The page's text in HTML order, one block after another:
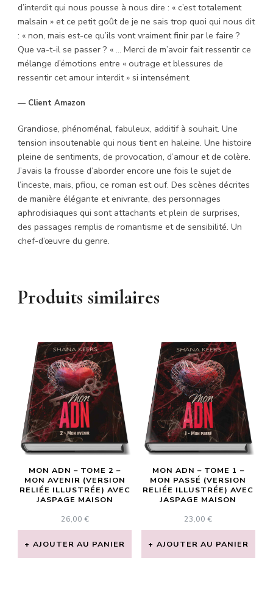
d’interdit qui nous pousse à nous dire : « c’est totalement
malsain » et ce petit goût de je ne sais trop quoi qui nous dit
: « non, mais est-ce qu’ils vont vraiment finir par le faire ?
Que va-t-il se passer ? « … Merci de m’avoir fait ressentir ce
mélange d’émotions entre « outrage et blessures de
ressentir cet amour interdit » si intensément.
— Client Amazon
Grandiose, phénoménal, fabuleux, additif à souhait. Une
tension insoutenable qui nous tient en haleine. Une histoire
pleine de sentiments, de provocation, d’amour et de colère.
J’avais la frousse d’aborder encore une fois le sujet de
l’inceste, mais, pfiou, ce roman est ouf. Des scènes décrites
de manière élégante et enivrante, des personnages
aphrodisiaques qui sont attachants et plein de surprises,
des passages remplis de romantisme et de sensibilité. Un
chef-d’œuvre du genre.
Produits similaires
MON ADN – TOME 2 –
MON AVENIR (VERSION
RELIÉE ILLUSTRÉE) AVEC
JASPAGE MAISON
26,00 €
AJOUTER AU PANIER
MON ADN – TOME 1 –
MON PASSÉ (VERSION
RELIÉE ILLUSTRÉE) AVEC
JASPAGE MAISON
23,00€
AJOUTER AU PANIER